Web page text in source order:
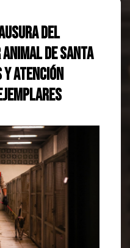
del
de Santa
Atención